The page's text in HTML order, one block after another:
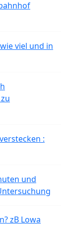
viel und in
:
und
zB Lowa